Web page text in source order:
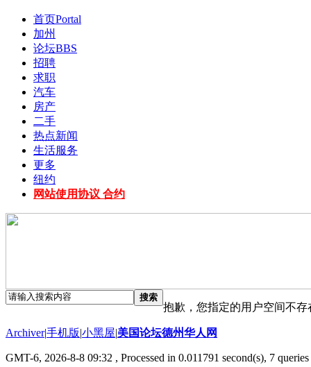
首页Portal
加州
论坛BBS
招聘
求职
汽车
房产
二手
热点新闻
生活服务
更多
纽约
网站使用协议 合约
搜索
抱歉，您指定的用户空间不存
Archiver|手机版|小黑屋|美国论坛德州华人网
GMT-6, 2026-8-8 09:32 , Processed in 0.011791 second(s), 7 queries